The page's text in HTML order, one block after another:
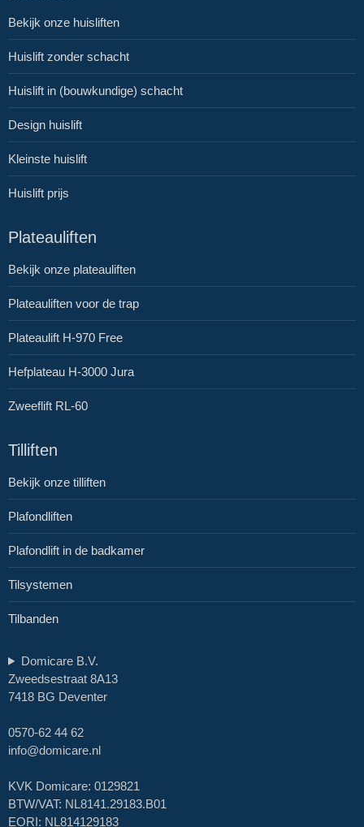
Bekijk onze huisliften
Huislift zonder schacht
Huislift in (bouwkundige) schacht
Design huislift
Kleinste huislift
Huislift prijs
Plateauliften
Bekijk onze plateauliften
Plateauliften voor de trap
Plateaulift H-970 Free
Hefplateau H-3000 Jura
Zweeflift RL-60
Tilliften
Bekijk onze tilliften
Plafondliften
Plafondlift in de badkamer
Tilsystemen
Tilbanden
Domicare B.V.
Zweedsestraat 8A13
7418 BG Deventer
0570-62 44 62
info@domicare.nl
KVK Domicare: 0129821
BTW/VAT: NL8141.29183.B01
EORI: NL814129183